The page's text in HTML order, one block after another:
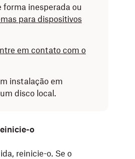
forma inesperada ou
para dispositivos
em contato com o
instalação em
disco local.
o
reinicie-o. Se o